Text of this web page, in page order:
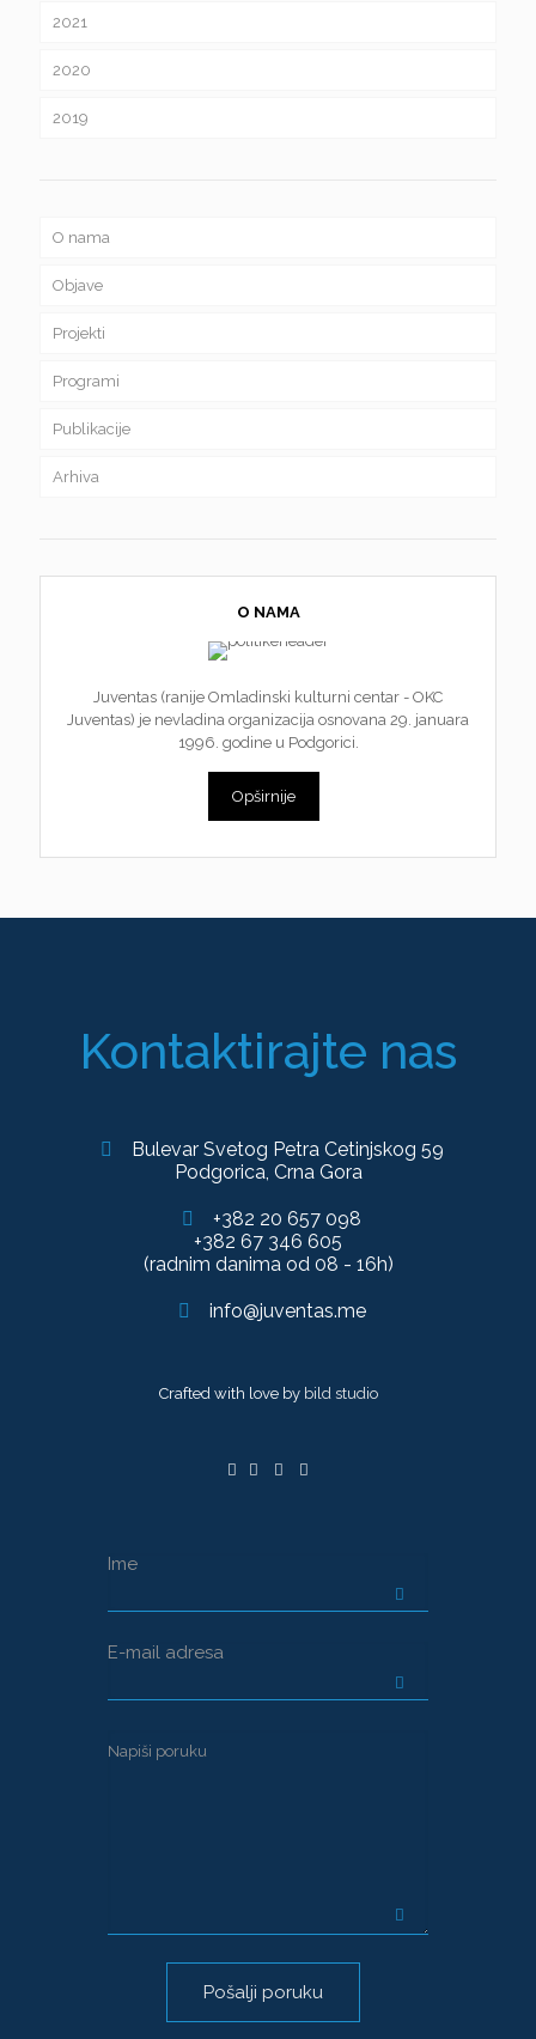
2021
2020
2019
O nama
Objave
Projekti
Programi
Publikacije
Arhiva
O NAMA
Juventas (ranije Omladinski kulturni centar - OKC
Juventas) je nevladina organizacija osnovana 29. januara
1996. godine u Podgorici.
Opširnije
Kontaktirajte nas
Bulevar Svetog Petra Cetinjskog 59
Podgorica, Crna Gora
+382 20 657 098
+382 67 346 605
(radnim danima od 08 - 16h)
info@juventas.me
Crafted with love by bild studio